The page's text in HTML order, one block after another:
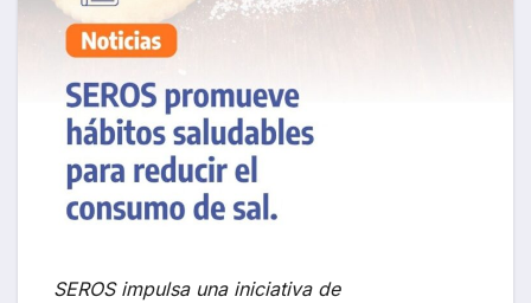
SEROS impulsa una iniciativa de